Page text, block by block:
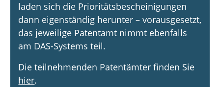
laden sich die Prioritätsbescheinigungen
dann eigenständig herunter – vorausgesetzt,
das jeweilige Patentamt nimmt ebenfalls
am DAS-Systems teil.
Die teilnehmenden Patentämter finden Sie
hier.